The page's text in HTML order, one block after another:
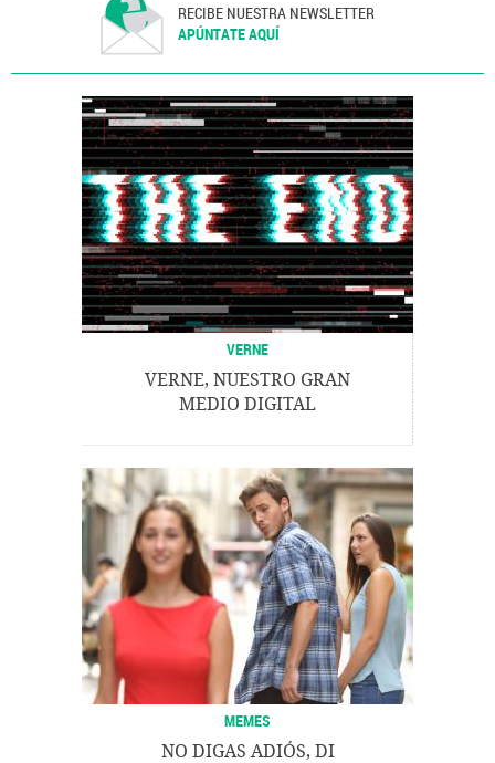
RECIBE NUESTRA NEWSLETTER
APÚNTATE AQUÍ
VERNE
VERNE, NUESTRO GRAN
MEDIO DIGITAL
MEMES
NO DIGAS ADIÓS, DI